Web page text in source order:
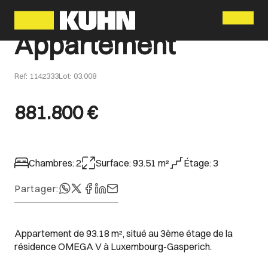
Appartement
Ref: 1142333Lot: 03.008
Chambres:2 Surface:93.51 m² Étage:3
Partager:
Appartement de 93.18 m², situé au 3ème étage de la
résidence OMEGA V à Luxembourg-Gasperich.
881.800 €
Menu